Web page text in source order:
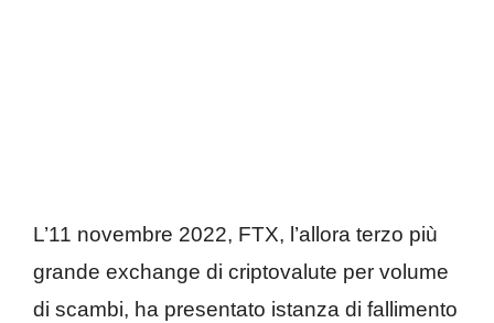
L’11 novembre 2022, FTX, l’allora terzo più
grande exchange di criptovalute per volume
di scambi, ha presentato istanza di fallimento